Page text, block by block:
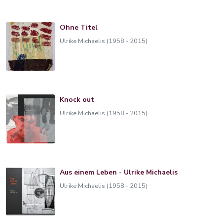
Ohne Titel
Ulrike Michaelis (1958 - 2015)
Knock out
Ulrike Michaelis (1958 - 2015)
Aus einem Leben - Ulrike Michaelis
Ulrike Michaelis (1958 - 2015)